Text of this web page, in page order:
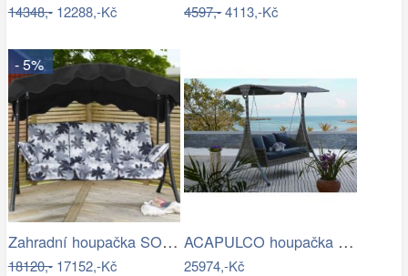
14348,-12288,-Kč 4597,-4113,-Kč
- 5%
Zahradní houpačka SOFFIA - GD
18120,-17152,-Kč
ACAPULCO houpačka ROJAPLAST
25974,-Kč